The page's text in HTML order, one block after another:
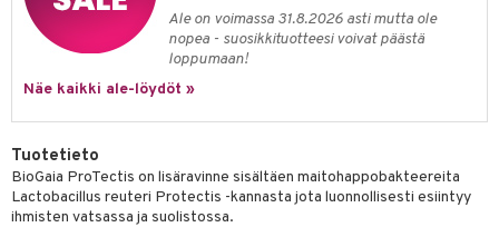
Ale on voimassa 31.8.2026 asti mutta ole
nopea - suosikkituotteesi voivat päästä
loppumaan!
Näe kaikki ale-löydöt »
Tuotetieto
BioGaia ProTectis on lisäravinne sisältäen maitohappobakteereita
Lactobacillus reuteri Protectis -kannasta jota luonnollisesti esiintyy
ihmisten vatsassa ja suolistossa.
helpottava
K